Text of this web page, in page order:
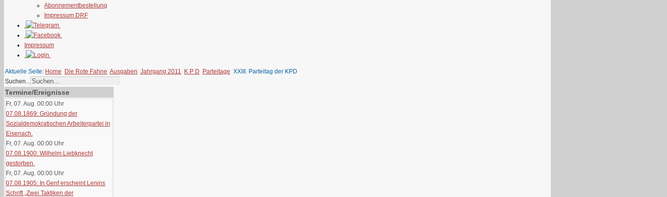
Abonnementbestellung
Impressum DRF
Impressum
Aktuelle Seite: Home Die Rote Fahne Ausgaben Jahrgang 2011 K P D Parteitage XXIII. Parteitag der KPD
Suchen...
Termine/Ereignisse
Fr, 07. Aug. 00:00 Uhr
07.08.1869: Gründung der
Sozialdemokratischen Arbeiterpartei in
Eisenach.
Fr, 07. Aug. 00:00 Uhr
07.08.1900: Wilhelm Liebknecht
gestorben.
Fr, 07. Aug. 00:00 Uhr
07.08.1905: In Genf erscheint Lenins
Schrift „Zwei Taktiken der